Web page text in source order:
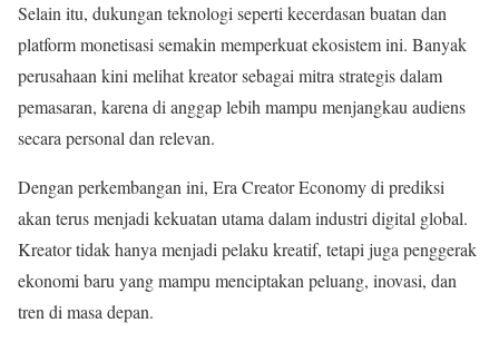
Selain itu, dukungan teknologi seperti kecerdasan buatan dan
platform monetisasi semakin memperkuat ekosistem ini. Banyak
perusahaan kini melihat kreator sebagai mitra strategis dalam
pemasaran, karena di anggap lebih mampu menjangkau audiens
secara personal dan relevan.
Dengan perkembangan ini, Era Creator Economy di prediksi
akan terus menjadi kekuatan utama dalam industri digital global.
Kreator tidak hanya menjadi pelaku kreatif, tetapi juga penggerak
ekonomi baru yang mampu menciptakan peluang, inovasi, dan
tren di masa depan.